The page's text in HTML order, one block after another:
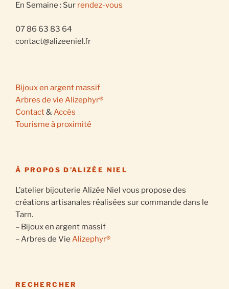
En Semaine : Sur rendez-vous
07 86 63 83 64
contact@alizeeniel.fr
Bijoux en argent massif
Arbres de vie Alizephyr®
Contact&Accès
Tourisme à proximité
À PROPOS D’ALIZÉE NIEL
L’atelier bijouterie Alizée Niel vous propose des
créations artisanales réalisées sur commande dans le
Tarn.
– Bijoux en argent massif
– Arbres de Vie Alizephyr®
RECHERCHER